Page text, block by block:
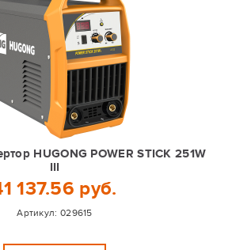
HUGONG POWER STICK 251W
III
137.56 руб.
Артикул: 029615